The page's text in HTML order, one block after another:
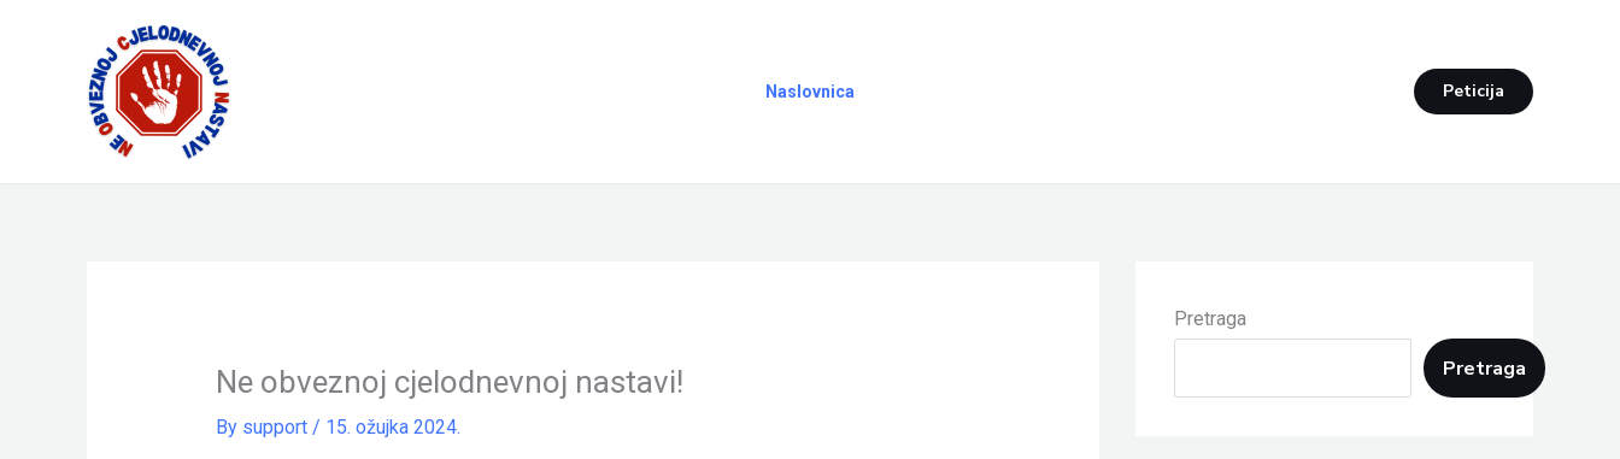
Naslovnica Peticija
Ne obveznoj cjelodnevnoj nastavi!
By support / 15. ožujka 2024.
Pretraga
Pretraga